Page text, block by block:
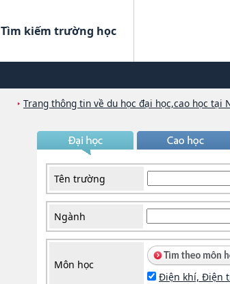
Tìm kiếm trường học
Trang thông tin về du học đại học,cao học tại
Tên trường
Ngành
Môn học
Điện khí, Điện